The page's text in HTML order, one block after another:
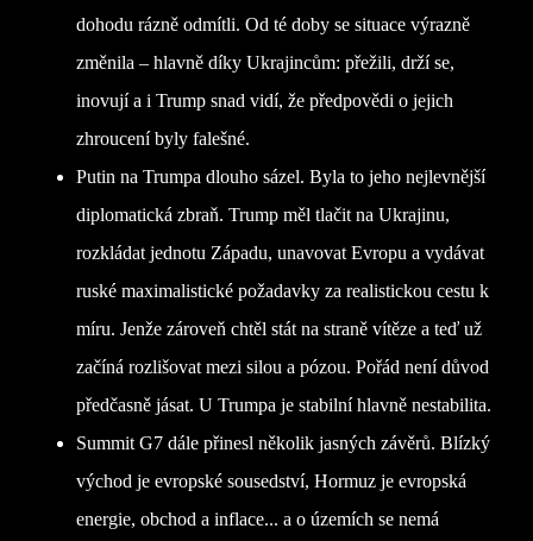
dohodu rázně odmítli. Od té doby se situace výrazně
změnila – hlavně díky Ukrajincům: přežili, drží se,
inovují a i Trump snad vidí, že předpovědi o jejich
zhroucení byly falešné.
Putin na Trumpa dlouho sázel. Byla to jeho nejlevnější
diplomatická zbraň. Trump měl tlačit na Ukrajinu,
rozkládat jednotu Západu, unavovat Evropu a vydávat
ruské maximalistické požadavky za realistickou cestu k
míru. Jenže zároveň chtěl stát na straně vítěze a teď už
začíná rozlišovat mezi silou a pózou. Pořád není důvod
předčasně jásat. U Trumpa je stabilní hlavně nestabilita.
Summit G7 dále přinesl několik jasných závěrů. Blízký
východ je evropské sousedství, Hormuz je evropská
energie, obchod a inflace... a o územích se nemá